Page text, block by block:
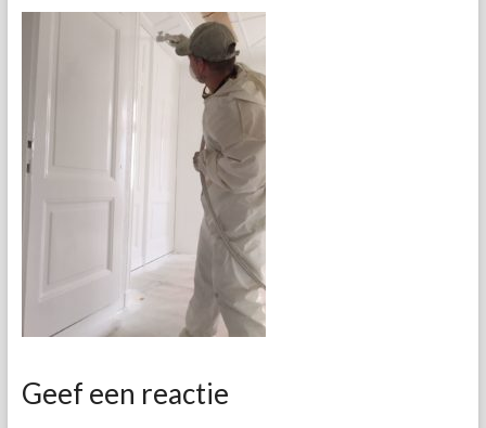
Geef een reactie